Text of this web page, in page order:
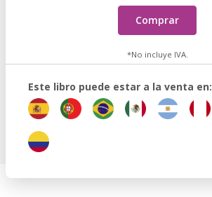
Comprar
*No incluye IVA.
Este libro puede estar a la venta en: